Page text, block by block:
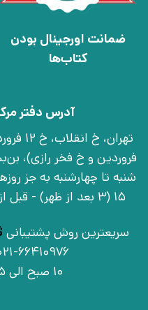
ضمانت اورجینال بودن
کتاب‌ها
آدرس دفتر
15 (3 بعد از ظهر) - قبل از تشریف آوردن تماس بگیرید
سریعترین روش پشتیبانی
021-66410976 | 09030925756
10 صبح الی 15 (3 بعد از ظهر)